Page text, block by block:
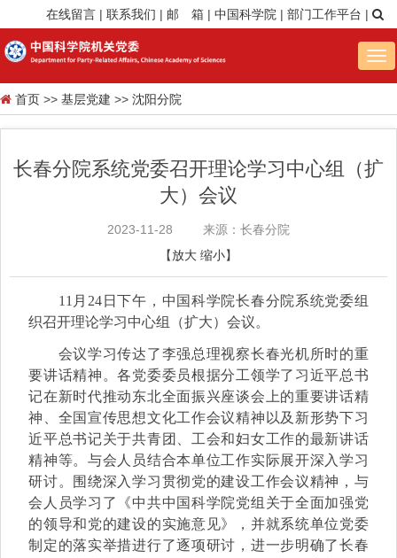
在线留言 | 联系我们 | 邮 箱 | 中国科学院 | 部门工作平台 |
首页 >> 基层党建 >> 沈阳分院
长春分院系统党委召开理论学习中心组（扩
大）会议
2023-11-28
来源：长春分院
【放大 缩小】
11月24日下午，中国科学院长春分院系统党委组
织召开理论学习中心组（扩大）会议。
会议学习传达了李强总理视察长春光机所时的重
要讲话精神。各党委委员根据分工领学了习近平总书
记在新时代推动东北全面振兴座谈会上的重要讲话精
神、全国宣传思想文化工作会议精神以及新形势下习
近平总书记关于共青团、工会和妇女工作的最新讲话
精神等。与会人员结合本单位工作实际展开深入学习
研讨。围绕深入学习贯彻党的建设工作会议精神，与
会人员学习了《中共中国科学院党组关于全面加强党
的领导和党的建设的实施意见》，并就系统单位党委
制定的落实举措进行了逐项研讨，进一步明确了长春